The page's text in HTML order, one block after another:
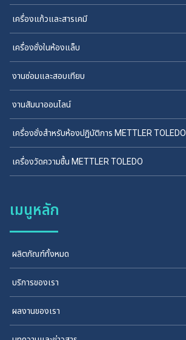
เครื่องแก้วและสารเคมี
เครื่องชั่งในห้องแล็บ
งานซ่อมและสอบเทียบ
งานสัมนาออนไลน์
เครื่องชั่งสำหรับห้องปฏิบัติการ METTLER TOLEDO
เครื่องวัดความชื้น METTLER TOLEDO
เมนูหลัก
ผลิตภัณฑ์ทั้งหมด
บริการของเรา
ผลงานของเรา